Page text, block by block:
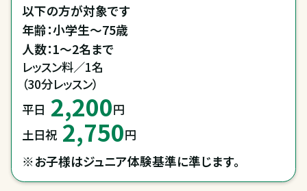
以下の方が対象です
年齢：小学生～75歳
レッスン料／1名
（30分レッスン）
平日 2,200円
土日祝 2,750円
※お子様はジュニア体験基準に準じます。